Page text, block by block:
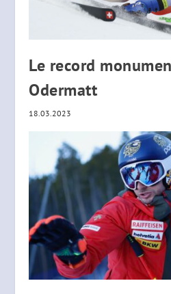
Le record
Odermatt
18.03.2023